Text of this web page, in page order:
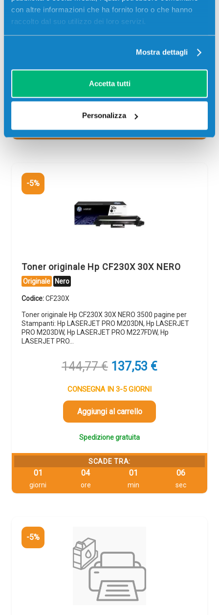
con altre informazioni che ha fornito loro o che hanno
raccolto dal suo utilizzo dei loro servizi.
Mostra dettagli
Accetta tutti
Personalizza
CONSEGNA IN 24/48 ORE
SCADE TRA:
giorni ore min sec
Più acquisti, più risparmi:Visita la pagina prodotto per
visualizzare l'offerta
-5%
Toner originale Hp CF230X 30X NERO
Originale Nero
Codice:CF230X
Toner originale Hp CF230X 30X NERO 3500 pagine per
Stampanti: Hp LASERJET PRO M203DN, Hp LASERJET
PRO M203DW, Hp LASERJET PRO M227FDW, Hp
LASERJET PRO…
144,77€ Il
originale
era:
144,77 €.
137,53 €Il
CONSEGNA IN 3-5 GIORNI
Aggiungi al carrello
Spedizione gratuita
SCADE TRA:
01
giorni
04
ore
01
min
06
sec
-5%